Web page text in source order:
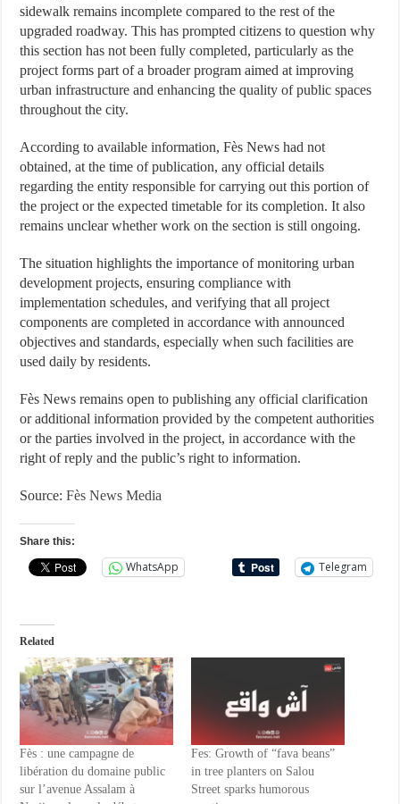
sidewalk remains incomplete compared to the rest of the
upgraded roadway. This has prompted citizens to question why
this section has not been fully completed, particularly as the
project forms part of a broader program aimed at improving
urban infrastructure and enhancing the quality of public spaces
throughout the city.
According to available information, Fès News had not
obtained, at the time of publication, any official details
regarding the entity responsible for carrying out this portion of
the project or the expected timetable for its completion. It also
remains unclear whether work on the section is still ongoing.
The situation highlights the importance of monitoring urban
development projects, ensuring compliance with
implementation schedules, and verifying that all project
components are completed in accordance with announced
objectives and standards, especially when such facilities are
used daily by residents.
Fès News remains open to publishing any official clarification
or additional information provided by the competent authorities
or the parties involved in the project, in accordance with the
right of reply and the public’s right to information.
Source:Fès News Media
Share this:
WhatsApp Telegram
Related
Fès : une campagne de
libération du domaine public
sur l’avenue Assalam à
Fes: Growth of “fava beans”
in tree planters on Salou
Street sparks humorous